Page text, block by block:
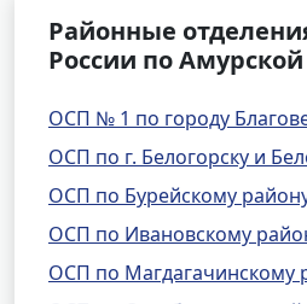
Районные
России по
ОСП № 1 по городу
ОСП по г. Белогорску и
ОСП по Бурейскому
ОСП по Ивановскому
ОСП по Магдагачинскому